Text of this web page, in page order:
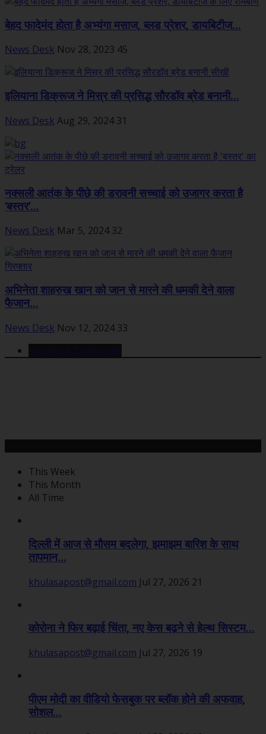
बेहद फादेमंद होता है अभ्यंगा मसाज, ब्लड प्रेशर, डायबिटीज...
News Desk Nov 28, 2023 45
इलियाना डिक्रूज ने मिस्र की प्रसिद्ध सौरडॉव ब्रेड बनानी...
News Desk Aug 29, 2024 31
नक्सली आतंक के पीछे की डरावनी सच्चाई को उजागर करता है
'बस्तर'...
News Desk Mar 5, 2024 32
अभिनेता शाहरुख खान को जान से मारने की धमकी देने वाला
फैजान...
News Desk Nov 12, 2024 33
Facebook Comments
This Week
This Month
All Time
दिल्ली में आज से मौसम बदलेगा, झमाझम बारिश के साथ
तापमान...
khulasapost@gmail.com Jul 27, 2026 21
कोरोना ने फिर बढ़ाई चिंता, नए केस बढ़ने से हेल्थ सिस्टम...
khulasapost@gmail.com Jul 27, 2026 19
पीएम मोदी का वीडियो फेसबुक पर ब्लॉक होने की अफवाह,
सोशल...